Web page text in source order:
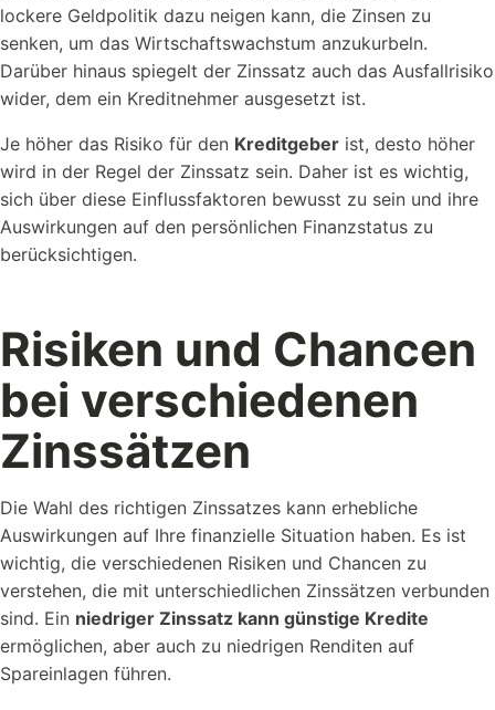
lockere Geldpolitik dazu neigen kann, die Zinsen zu
senken, um das Wirtschaftswachstum anzukurbeln.
Darüber hinaus spiegelt der Zinssatz auch das Ausfallrisiko
wider, dem ein Kreditnehmer ausgesetzt ist.
Je höher das Risiko für den Kreditgeber ist, desto höher
wird in der Regel der Zinssatz sein. Daher ist es wichtig,
sich über diese Einflussfaktoren bewusst zu sein und ihre
Auswirkungen auf den persönlichen Finanzstatus zu
berücksichtigen.
Risiken und Chancen
bei verschiedenen
Zinssätzen
Die Wahl des richtigen Zinssatzes kann erhebliche
Auswirkungen auf Ihre finanzielle Situation haben. Es ist
wichtig, die verschiedenen Risiken und Chancen zu
verstehen, die mit unterschiedlichen Zinssätzen verbunden
sind. Ein niedriger Zinssatz kann günstige Kredite
ermöglichen, aber auch zu niedrigen Renditen auf
Spareinlagen führen.